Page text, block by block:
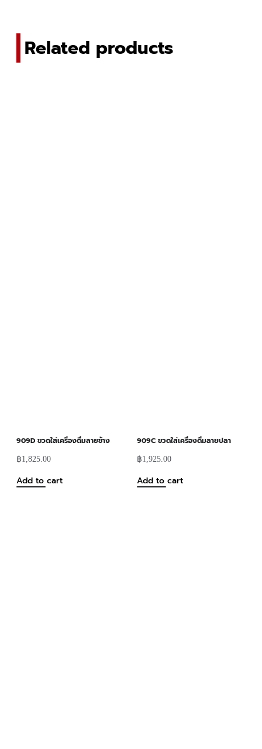
Related products
909D ขวดใส่เครื่องดื่มลายช้าง
฿1,825.00
Add to cart
909C ขวดใส่เครื่องดื่มลายปลา
฿1,925.00
Add to cart